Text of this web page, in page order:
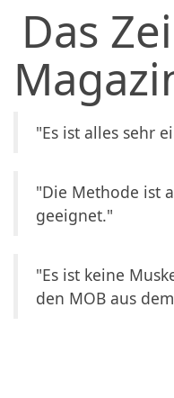
Das
"Es ist alles sehr
"Die Methode ist
geeignet."
"Es ist keine
den MOB aus